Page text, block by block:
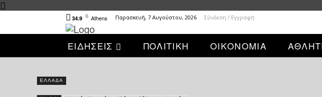
34.9 C Athens Παρασκευή, 7 Αυγούστου, 2026 Σύνδεση / Εγγραφή
ΕΙΔΗΣΕΙΣ ΠΟΛΙΤΙΚΗ ΟΙΚΟΝΟΜΙΑ
ΕΛΛΑΔΑ